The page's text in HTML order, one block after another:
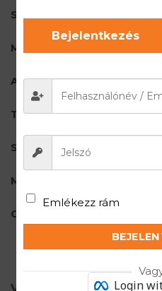
SZÍN
MÉRET
ANYAGÖSSZETÉTEL
TECHNOLÓGIA
SÚLY
MÁRKA
CIKKSZÁM
Bejelentkezés
Emlékezz rám
Login